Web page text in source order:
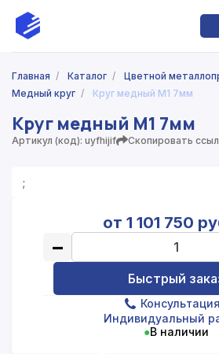
Главная / Каталог / Цветной
Медный круг / Круг медный М1 7мм
Круг медный М1 7мм
Артикул (код): uyfhijif Скопировать
;
от 1 101 750
−
Быстрый
Консультация
Индивидуальный
●В наличии